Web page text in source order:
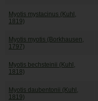
Myotis mystacinus (Kuhl,
1819)
Myotis myotis (Borkhausen,
1797)
Myotis bechsteinii (Kuhl,
1818)
Myotis daubentonii (Kuhl,
1819)